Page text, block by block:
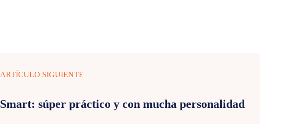
ARTÍCULO SIGUIENTE
Smart: súper práctico y con mucha personalidad